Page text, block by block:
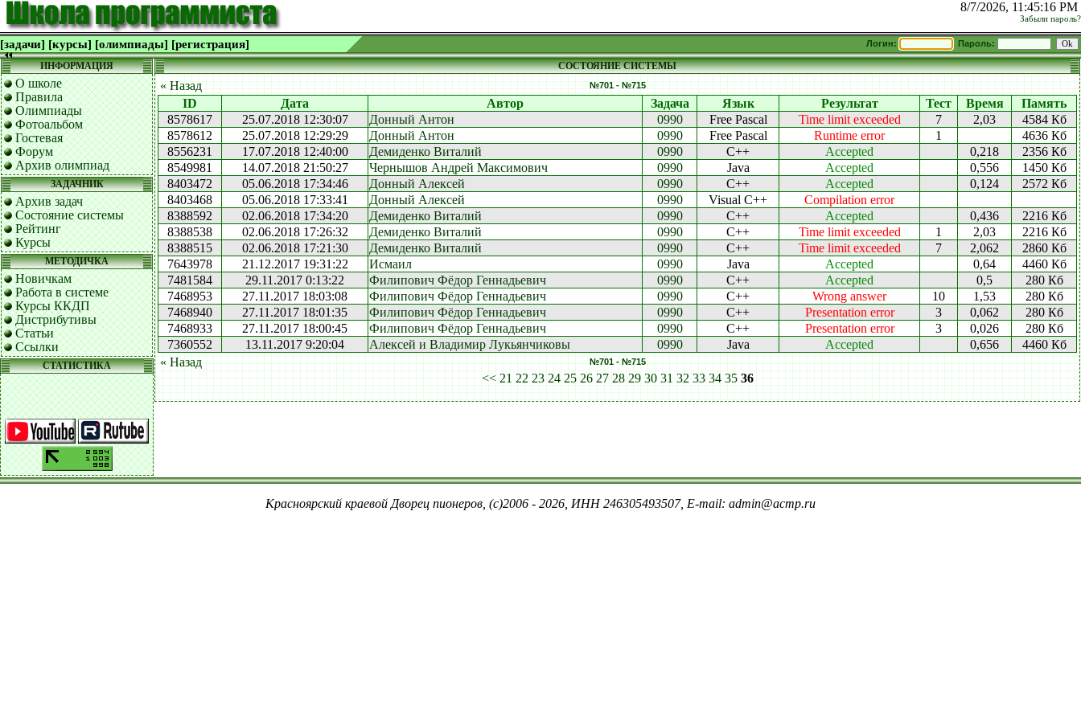
8/7/2026, 11:45:16 PM
Забыли пароль?
[задачи] [курсы] [олимпиады] [регистрация] Логин: Пароль:
ИНФОРМАЦИЯ
О школе
Правила
Олимпиады
Фотоальбом
Гостевая
Форум
Архив олимпиад
ЗАДАЧНИК
Архив задач
Состояние системы
Рейтинг
Курсы
МЕТОДИЧКА
Новичкам
Работа в системе
Курсы ККДП
Дистрибутивы
Статьи
Ссылки
СТАТИСТИКА
СОСТОЯНИЕ СИСТЕМЫ
« Назад №701 - №715
ID Дата Автор Задача Язык Результат Тест Время
Память
8578617
25.07.2018 12:30:07 Донный Антон 0990 Free Pascal Time limit exceeded 7 2,03
4584 Кб
8578612
25.07.2018 12:29:29 Донный Антон 0990 Free Pascal Runtime error 1
4636 Кб
8556231
17.07.2018 12:40:00 Демиденко Виталий 0990 C++ Accepted 0,218
2356 Кб
8549981
14.07.2018 21:50:27 Чернышов Андрей Максимович 0990 Java Accepted 0,556
1450 Кб
8403472
05.06.2018 17:34:46 Донный Алексей 0990 C++ Accepted 0,124
2572 Кб
8403468
05.06.2018 17:33:41 Донный Алексей 0990 Visual C++
Compilation error
8388592
02.06.2018 17:34:20 Демиденко Виталий 0990 C++ Accepted 0,436
2216 Кб
8388538
02.06.2018 17:26:32 Демиденко Виталий 0990 C++ Time limit exceeded 1 2,03
2216 Кб
8388515
02.06.2018 17:21:30 Демиденко Виталий 0990 C++ Time limit exceeded 7 2,062
2860 Кб
7643978
21.12.2017 19:31:22 Исмаил 0990 Java Accepted 0,64
4460 Кб
7481584
29.11.2017 0:13:22 Филипович Фёдор Геннадьевич 0990 C++ Accepted 0,5
280 Кб
7468953
27.11.2017 18:03:08 Филипович Фёдор Геннадьевич 0990 C++ Wrong answer 10 1,53
280 Кб
7468940
27.11.2017 18:01:35 Филипович Фёдор Геннадьевич 0990 C++ Presentation error 3 0,062
280 Кб
7468933
27.11.2017 18:00:45 Филипович Фёдор Геннадьевич 0990 C++ Presentation error 3 0,026
280 Кб
7360552
13.11.2017 9:20:04 Алексей и Владимир Лукьянчиковы 0990 Java Accepted 0,656
4460 Кб
« Назад
№701 - №715
<< 21 22 23 24 25 26 27 28 29 30 31 32 33 34 35 36
Красноярский краевой Дворец пионеров, (c)2006 - 2026, ИНН 246305493507, E-mail: admin@acmp.ru